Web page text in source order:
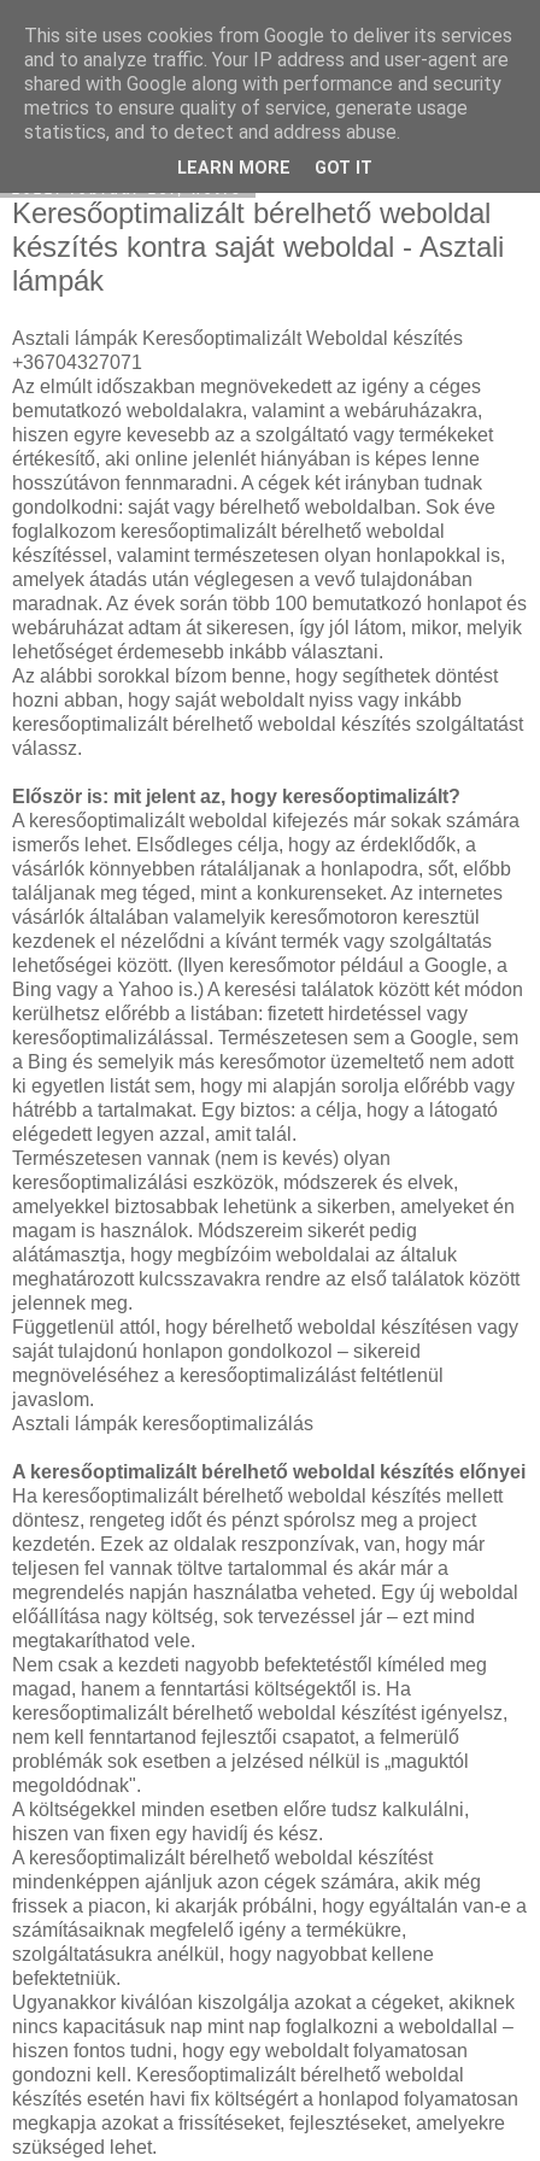
Hulladékgyűjtés
Keresőoptimalizált bérelhető weboldal
készítés kontra saját weboldal - Asztali
lámpák
Asztali lámpák Keresőoptimalizált Weboldal készítés
+36704327071
Az elmúlt időszakban megnövekedett az igény a céges
bemutatkozó weboldalakra, valamint a webáruházakra,
hiszen egyre kevesebb az a szolgáltató vagy termékeket
értékesítő, aki online jelenlét hiányában is képes lenne
hosszútávon fennmaradni. A cégek két irányban tudnak
gondolkodni: saját vagy bérelhető weboldalban. Sok éve
foglalkozom keresőoptimalizált bérelhető weboldal
készítéssel, valamint természetesen olyan honlapokkal is,
amelyek átadás után véglegesen a vevő tulajdonában
maradnak. Az évek során több 100 bemutatkozó honlapot és
webáruházat adtam át sikeresen, így jól látom, mikor, melyik
lehetőséget érdemesebb inkább választani.
Az alábbi sorokkal bízom benne, hogy segíthetek döntést
hozni abban, hogy saját weboldalt nyiss vagy inkább
keresőoptimalizált bérelhető weboldal készítés szolgáltatást
válassz.
Először is: mit jelent az, hogy keresőoptimalizált?
A keresőoptimalizált weboldal kifejezés már sokak számára
ismerős lehet. Elsődleges célja, hogy az érdeklődők, a
vásárlók könnyebben rátaláljanak a honlapodra, sőt, előbb
találjanak meg téged, mint a konkurenseket. Az internetes
vásárlók általában valamelyik keresőmotoron keresztül
kezdenek el nézelődni a kívánt termék vagy szolgáltatás
lehetőségei között. (Ilyen keresőmotor például a Google, a
Bing vagy a Yahoo is.) A keresési találatok között két módon
kerülhetsz előrébb a listában: fizetett hirdetéssel vagy
keresőoptimalizálással. Természetesen sem a Google, sem
a Bing és semelyik más keresőmotor üzemeltető nem adott
ki egyetlen listát sem, hogy mi alapján sorolja előrébb vagy
hátrébb a tartalmakat. Egy biztos: a célja, hogy a látogató
elégedett legyen azzal, amit talál.
Természetesen vannak (nem is kevés) olyan
keresőoptimalizálási eszközök, módszerek és elvek,
amelyekkel biztosabbak lehetünk a sikerben, amelyeket én
magam is használok. Módszereim sikerét pedig
alátámasztja, hogy megbízóim weboldalai az általuk
meghatározott kulcsszavakra rendre az első találatok között
jelennek meg.
Függetlenül attól, hogy bérelhető weboldal készítésen vagy
saját tulajdonú honlapon gondolkozol – sikereid
megnöveléséhez a keresőoptimalizálást feltétlenül
javaslom.
Asztali lámpák keresőoptimalizálás
A keresőoptimalizált bérelhető weboldal készítés előnyei
Ha keresőoptimalizált bérelhető weboldal készítés mellett
döntesz, rengeteg időt és pénzt spórolsz meg a project
kezdetén. Ezek az oldalak reszponzívak, van, hogy már
teljesen fel vannak töltve tartalommal és akár már a
megrendelés napján használatba veheted. Egy új weboldal
előállítása nagy költség, sok tervezéssel jár – ezt mind
megtakaríthatod vele.
Nem csak a kezdeti nagyobb befektetéstől kíméled meg
magad, hanem a fenntartási költségektől is. Ha
keresőoptimalizált bérelhető weboldal készítést igényelsz,
nem kell fenntartanod fejlesztői csapatot, a felmerülő
problémák sok esetben a jelzésed nélkül is „maguktól
megoldódnak".
A költségekkel minden esetben előre tudsz kalkulálni,
hiszen van fixen egy havidíj és kész.
A keresőoptimalizált bérelhető weboldal készítést
mindenképpen ajánljuk azon cégek számára, akik még
frissek a piacon, ki akarják próbálni, hogy egyáltalán van-e a
számításaiknak megfelelő igény a termékükre,
szolgáltatásukra anélkül, hogy nagyobbat kellene
befektetniük.
Ugyanakkor kiválóan kiszolgálja azokat a cégeket, akiknek
nincs kapacitásuk nap mint nap foglalkozni a weboldallal –
hiszen fontos tudni, hogy egy weboldalt folyamatosan
gondozni kell. Keresőoptimalizált bérelhető weboldal
készítés esetén havi fix költségért a honlapod folyamatosan
megkapja azokat a frissítéseket, fejlesztéseket, amelyekre
szükséged lehet.
This site uses cookies from Google to deliver its services
and to analyze traffic. Your IP address and user-agent are
shared with Google along with performance and security
metrics to ensure quality of service, generate usage
statistics, and to detect and address abuse.
LEARN MORE GOT IT